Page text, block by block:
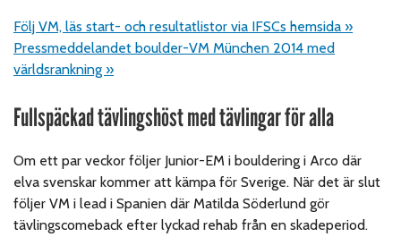
Följ VM, läs start- och resultatlistor via IFSCs hemsida »
Pressmeddelandet boulder-VM München 2014 med
världsrankning »
Fullspäckad tävlingshöst med tävlingar för alla
Om ett par veckor följer Junior-EM i bouldering i Arco där
elva svenskar kommer att kämpa för Sverige. När det är slut
följer VM i lead i Spanien där Matilda Söderlund gör
tävlingscomeback efter lyckad rehab från en skadeperiod.